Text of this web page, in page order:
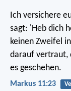
Ich versichere
sagt: 'Heb dich
keinen Zweifel
darauf vertraut,
es geschehen.
Markus 11:23